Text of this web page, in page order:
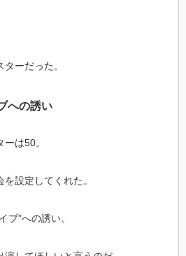
ーだった。
への誘い
は50。
設定してくれた。
ブ”への誘い。